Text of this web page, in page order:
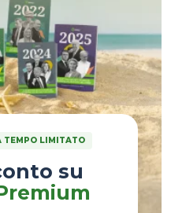
TEMPO LIMITATO
su